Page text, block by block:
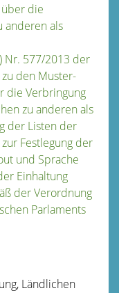
die
anderen als
Nr. 577/2013 der
den Muster-
die Verbringung
zu anderen als
der Listen der
Festlegung der
und Sprache
Einhaltung
der Verordnung
Parlaments
Ländlichen